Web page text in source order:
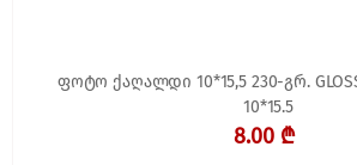
ფოტო ქაღალდი 10*15,5 230-გრ. GLOSSY PHOTO PAPER
10*15.5
8.00 ₾